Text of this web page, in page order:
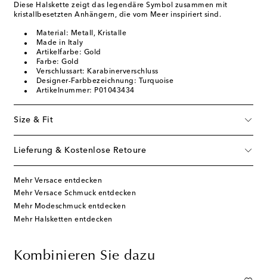
Diese Halskette zeigt das legendäre Symbol zusammen mit
kristallbesetzten Anhängern, die vom Meer inspiriert sind.
Material: Metall, Kristalle
Made in Italy
Artikelfarbe: Gold
Farbe: Gold
Verschlussart: Karabinerverschluss
Designer-Farbbezeichnung: Turquoise
Artikelnummer: P01043434
Size & Fit
Lieferung & Kostenlose Retoure
Mehr Versace entdecken
Mehr Versace Schmuck entdecken
Mehr Modeschmuck entdecken
Mehr Halsketten entdecken
Kombinieren Sie dazu